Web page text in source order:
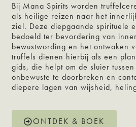
Bij Mana Spirits worden
als heilige reizen naar het
ziel. Deze diepgaande spirituele
bedoeld ter bevordering van
bewustwording en het ontwaken
truffels dienen hierbij als een
gids, die helpt om de sluier
onbewuste te doorbreken en
diepere lagen van wijsheid,
ONTDEK & BOEK